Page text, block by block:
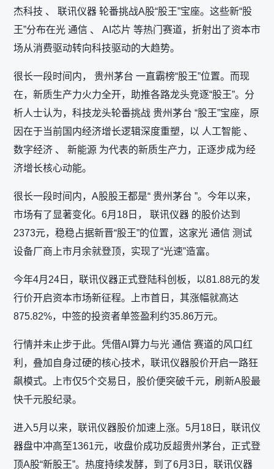
杰科技 、 联讯仪器 轮番挑战A股“股王”宝座。这些新“股
王”分布在光 通信 、 AI芯片 等热门赛道，折射出了资本市
场从消费驱动转向科技驱动的大趋势。
很长一段时间内， 贵州茅台 一直霸榜“股王”位置。而现
在，新质生产力火力全开，助推各路龙头竞逐“股王”。分
析人士认为，科技龙头轮番挑战 贵州茅台 “股王”宝座，原
因在于当前国内经济增长逻辑深度重塑，以 人工智能 、
数字经济 、 新能源 为代表的新质生产力，正逐步成为经
济增长核心动能。
很长一段时间内，A股股王都是“ 贵州茅台 ”。今年以来，
市场有了显著变化。6月18日， 联讯仪器 的股价达到
2373元，稳稳占据新晋“股王”的位置，这家光 通信 测试
设备厂商上市月余就登顶，实现了“光速”造富。
今年4月24日，联讯仪器正式登陆科创板，以81.88元的发
行价开启资本市场新征程。上市首日，其涨幅就高达
875.82%，中签的投资者单签盈利约35.86万元。
行情并未止步于此。凭借AI算力与光 通信 赛道的风口红
利，叠加自身过硬的核心技术，联讯仪器股价开启一路狂
飙模式。上市仅5个交易日，股价便突破千元，刷新A股最
快千元股纪录。
进入5月以来，联讯仪器股价加速上涨。5月18日，联讯仪
器盘中冲高至1361元，收盘价成功反超贵州茅台，正式登
顶A股“新股王”。热度持续发酵，到了6月3日，联讯仪器